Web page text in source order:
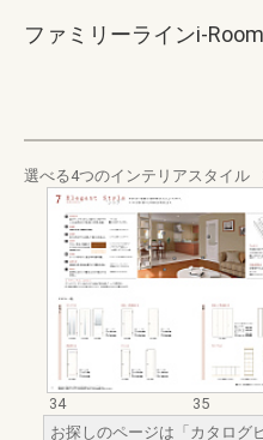
ファミリーラインi-
選べる4つのインテリアスタイル
34
35
お探しのページは「カタログ